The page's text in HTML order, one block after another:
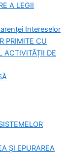
A LEGII
Intereselor
PRIMITE CU
ACTIVITĂȚII DE
ȘI EPURAREA